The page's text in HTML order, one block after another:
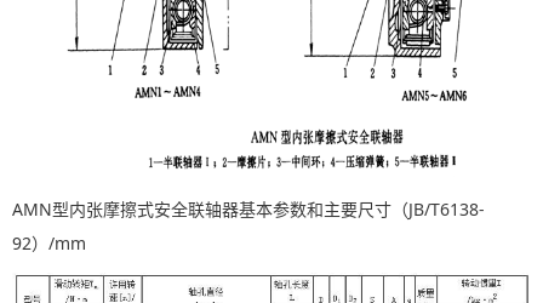
AMN型内张摩擦式安全联轴器基本参数和主要尺寸（JB/T6138-
92）/mm